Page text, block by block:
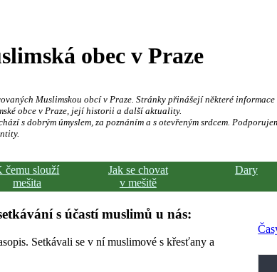
obec v Praze
Muslimskou obcí v Praze. Stránky přinášejí některé informace
obce v Praze, její historii a další aktuality.
s dobrým úmyslem, za poznáním a s otevřeným srdcem.
čemu slouží
mešita
Jak se chovat
v mešitě
Dary
s účastí muslimů u nás:
Setkávali se v ní muslimové s křesťany a